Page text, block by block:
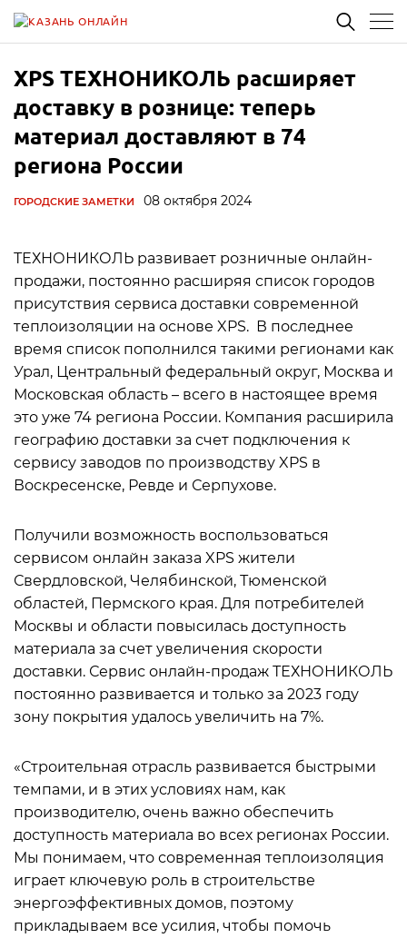
XPS ТЕХНОНИКОЛЬ расширяет
доставку в рознице: теперь
материал доставляют в 74
региона России
ГОРОДСКИЕ ЗАМЕТКИ 08 октября 2024
ТЕХНОНИКОЛЬ развивает розничные онлайн-
продажи, постоянно расширяя список городов
присутствия сервиса доставки современной
теплоизоляции на основе XPS. В последнее
время список пополнился такими регионами как
Урал, Центральный федеральный округ, Москва и
Московская область – всего в настоящее время
это уже 74 региона России. Компания расширила
географию доставки за счет подключения к
сервису заводов по производству XPS в
Воскресенске, Ревде и Серпухове.
Получили возможность воспользоваться
сервисом онлайн заказа XPS жители
Свердловской, Челябинской, Тюменской
областей, Пермского края. Для потребителей
Москвы и области повысилась доступность
материала за счет увеличения скорости
доставки. Сервис онлайн-продаж ТЕХНОНИКОЛЬ
постоянно развивается и только за 2023 году
зону покрытия удалось увеличить на 7%.
«Строительная отрасль развивается быстрыми
темпами, и в этих условиях нам, как
производителю, очень важно обеспечить
доступность материала во всех регионах России.
Мы понимаем, что современная теплоизоляция
играет ключевую роль в строительстве
энергоэффективных домов, поэтому
прикладываем все усилия, чтобы помочь